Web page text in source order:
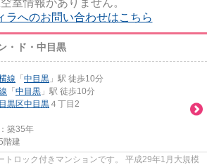
室情報がありません。
ラへのお問い合わせはこちら
・ド・中目黒
線 「 中目黒 」駅 徒歩10分
「 中目黒 」駅 徒歩10分
目黒区中目黒 ４丁目2
築35年
階建
トロック付きマンションです。 平成29年1月大規模